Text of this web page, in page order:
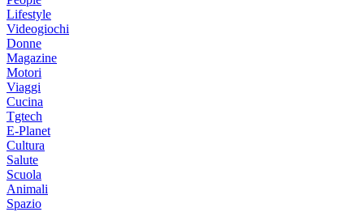
Lifestyle
Videogiochi
Donne
Magazine
Motori
Viaggi
Cucina
Tgtech
E-Planet
Cultura
Salute
Scuola
Animali
Spazio